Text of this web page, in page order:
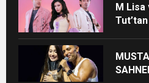
M Lisa